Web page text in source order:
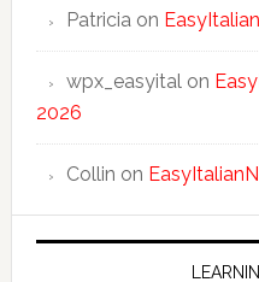
Patriciaon
wpx_easyitalon
2026
Collin on